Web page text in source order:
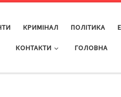
КРИМІНАЛ ПОЛІТИКА
КОНТАКТИ ГОЛОВНА